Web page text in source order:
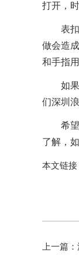
打开，
表扣变
做会造
和手指
如果我
们深圳
希望
了解，
本文链接
上一篇：